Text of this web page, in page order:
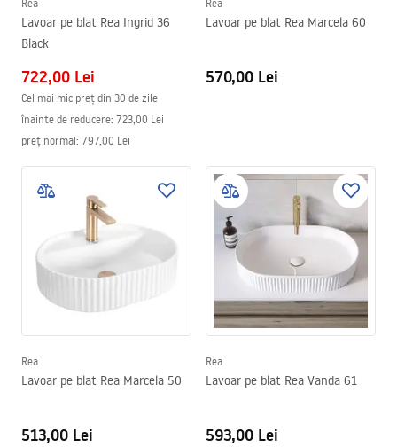
Rea
Lavoar pe blat Rea Ingrid 36
Black
722,00 Lei
Cel mai mic preț din 30 de zile
înainte de reducere: 723,00 Lei
preț normal: 797,00 Lei
Rea
Lavoar pe blat Rea Marcela 60
570,00 Lei
Rea
Lavoar pe blat Rea Marcela 50
513,00 Lei
Rea
Lavoar pe blat Rea Vanda 61
593,00 Lei